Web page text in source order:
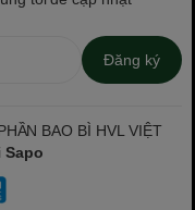
Đăng ký
BAO BÌ HVL VIỆT
Sapo